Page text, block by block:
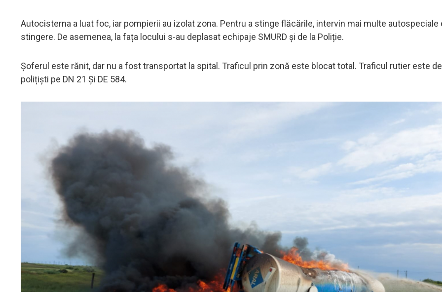
Autocisterna a luat foc, iar pompierii au izolat zona. Pentru a stinge flăcările, intervin mai multe autospeciale
stingere. De asemenea, la fața locului s-au deplasat echipaje SMURD și de la Poliție.
Șoferul este rănit, dar nu a fost transportat la spital. Traficul prin zonă este blocat total. Traficul rutier este
polițiști pe DN 21 Și DE 584.